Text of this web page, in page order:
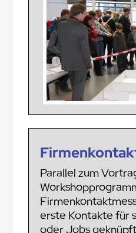
Parallel zum
erste Kontakte für
oder Jobs